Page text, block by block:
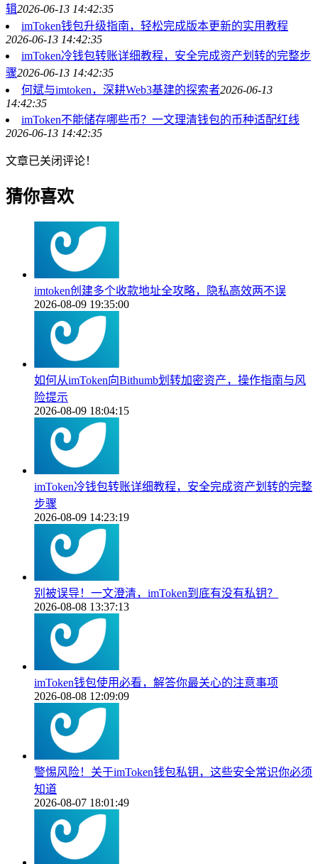
辑2026-06-13 14:42:35
imToken钱包升级指南，轻松完成版本更新的实用教程
2026-06-13 14:42:35
imToken冷钱包转账详细教程，安全完成资产划转的完整步
骤2026-06-13 14:42:35
何斌与imtoken，深耕Web3基建的探索者2026-06-13
14:42:35
imToken不能储存哪些币？一文理清钱包的币种适配红线
2026-06-13 14:42:35
文章已关闭评论！
猜你喜欢
imtoken创建多个收款地址全攻略，隐私高效两不误
2026-08-09 19:35:00
如何从imToken向Bithumb划转加密资产，操作指南与风
险提示
2026-08-09 18:04:15
imToken冷钱包转账详细教程，安全完成资产划转的完整
步骤
2026-08-09 14:23:19
别被误导！一文澄清，imToken到底有没有私钥？
2026-08-08 13:37:13
imToken钱包使用必看，解答你最关心的注意事项
2026-08-08 12:09:09
警惕风险！关于imToken钱包私钥，这些安全常识你必须
知道
2026-08-07 18:01:49